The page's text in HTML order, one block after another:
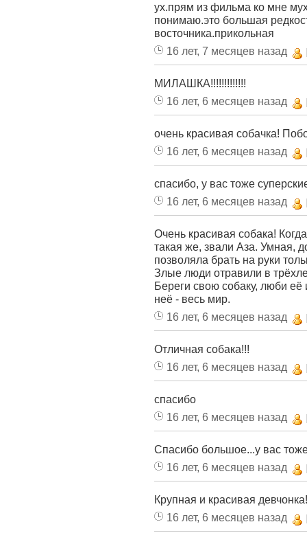
ух.прям из фильма ко мне
понимаю.это большая
восточника.прикольная
16 лет, 7 месяцев назад
МИЛАШКА!!!!!!!!!!!!!
16 лет, 6 месяцев назад
очень красивая собачка!
16 лет, 6 месяцев назад
спасибо, у вас тоже
16 лет, 6 месяцев назад
Очень красивая собака!
такая же, звали Аза. Умная,
позволяла брать на руки
Злые люди отравили в
Береги свою собаку, люби
неё - весь мир.
16 лет, 6 месяцев назад
Отличная собака!!!
16 лет, 6 месяцев назад
спасибо
16 лет, 6 месяцев назад
Спасибо большое...у вас
16 лет, 6 месяцев назад
Крупная и красивая
16 лет, 6 месяцев назад